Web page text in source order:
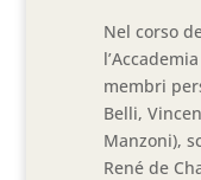
Nel corso
membri
Belli,
Manzoni),
René de